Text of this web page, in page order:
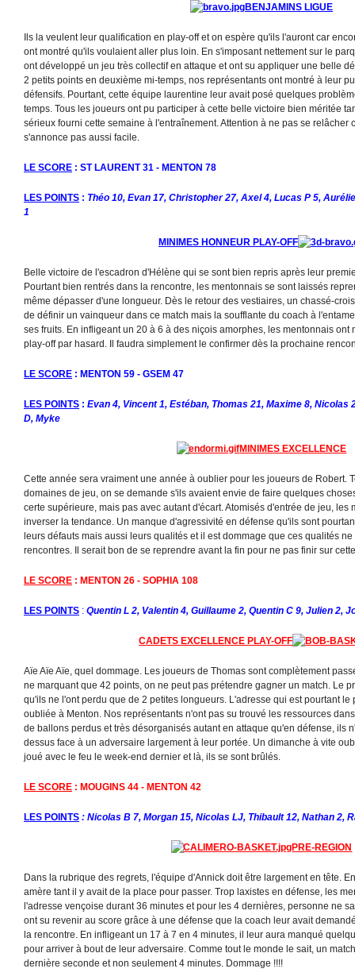
BENJAMINS LIGUE
Ils la veulent leur qualification en play-off et on espère qu'ils l'auront car
ont montré qu'ils voulaient aller plus loin. En s'imposant nettement sur le
ont développé un jeu très collectif en attaque et ont su appliquer une belle
2 petits points en deuxième mi-temps, nos représentants ont montré à leur
défensifs. Pourtant, cette équipe laurentine leur avait posé quelques
temps. Tous les joueurs ont pu participer à cette belle victoire bien méritée
sérieux fourni cette semaine à l'entraînement. Attention à ne pas se relâcher
s'annonce pas aussi facile.
LE SCORE : ST LAURENT 31 - MENTON 78
LES POINTS : Théo 10, Evan 17, Christopher 27, Axel 4, Lucas P 5,
1
MINIMES HONNEUR PLAY-OFF
Belle victoire de l'escadron d'Hélène qui se sont bien repris après leur
Pourtant bien rentrés dans la rencontre, les mentonnais se sont laissés
même dépasser d'une longueur. Dès le retour des vestiaires, un chassé-
de définir un vainqueur dans ce match mais la soufflante du coach à
ses fruits. En infligeant un 20 à 6 à des niçois amorphes, les mentonnais ont
play-off par hasard. Il faudra simplement le confirmer dès la prochaine
LE SCORE : MENTON 59 - GSEM 47
LES POINTS : Evan 4, Vincent 1, Estéban, Thomas 21, Maxime 8, Nicolas
D, Myke
MINIMES EXCELLENCE
Cette année sera vraiment une année à oublier pour les joueurs de Robert.
domaines de jeu, on se demande s'ils avaient envie de faire quelques
certe supérieure, mais pas avec autant d'écart. Atomisés d'entrée de jeu, les
inverser la tendance. Un manque d'agressivité en défense qu'ils sont
leurs défauts mais aussi leurs qualités et il est dommage que ces qualités
rencontres. Il serait bon de se reprendre avant la fin pour ne pas finir sur
LE SCORE : MENTON 26 - SOPHIA 108
LES POINTS : Quentin L 2, Valentin 4, Guillaume 2, Quentin C 9, Julien 2,
CADETS EXCELLENCE PLAY-OFF
Aïe Aïe Aïe, quel dommage. Les joueurs de Thomas sont complètement
ne marquant que 42 points, on ne peut pas prétendre gagner un match. Le
qu'ils ne l'ont perdu que de 2 petites longueurs. L'adresse qui est pourtant le
oubliée à Menton. Nos représentants n'ont pas su trouvé les ressources
de ballons perdus et très désorganisés autant en attaque qu'en défense, ils
dessus face à un adversaire largement à leur portée. Un dimanche à vite
joué avec le feu le week-end dernier et là, ils se sont brûlés.
LE SCORE : MOUGINS 44 - MENTON 42
LES POINTS : Nicolas B 7, Morgan 15, Nicolas LJ, Thibault 12, Nathan 2,
PRE-REGION
Dans la rubrique des regrets, l'équipe d'Annick doit être largement en tête.
amère tant il y avait de la place pour passer. Trop laxistes en défense, les
l'adresse vençoise durant 36 minutes et pour les 4 dernières, personne ne
ont su revenir au score grâce à une défense que la coach leur avait
la rencontre. En infligeant un 17 à 7 en 4 minutes, il leur aura manqué
pour arriver à bout de leur adversaire. Comme tout le monde le sait, un
dernière seconde et non seulement 4 minutes. Dommage !!!!